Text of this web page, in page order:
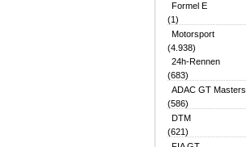
Formel E
(1)
Motorsport
(4.938)
24h-Rennen
(683)
ADAC GT Masters
(586)
DTM
(621)